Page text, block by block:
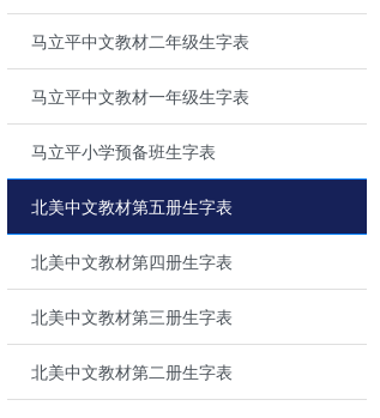
马立平中文教材二年级生字表
马立平中文教材一年级生字表
马立平小学预备班生字表
北美中文教材第五册生字表
北美中文教材第四册生字表
北美中文教材第三册生字表
北美中文教材第二册生字表